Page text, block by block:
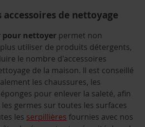
accessoires de nettoyage
pour nettoyer permet non
utiliser de produits détergents,
le nombre d'accessoires
de la maison. Il est conseillé
les chaussures, les
pour enlever la saleté, afin
germes sur toutes les surfaces
les serpillières fournies avec nos